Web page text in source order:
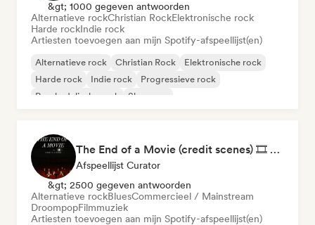
&gt; 1000 gegeven antwoorden
Alternatieve rockChristian RockElektronische rock
Harde rockIndie rock
Artiesten toevoegen aan mijn Spotify-afspeellijst(en)
Alternatieve rock Christian Rock
Elektronische rock
Harde rock
Indie rock
Progressieve rock
Psychedelische rock
Shoegaze
The End of a Movie (credit scenes) 🎞️ Cinematic Dream Pop & Bedroom Indie
Afspeellijst Curator
&gt; 2500 gegeven antwoorden
Alternatieve rockBluesCommercieel / Mainstream
DroompopFilmmuziek
Artiesten toevoegen aan mijn Spotify-afspeellijst(en)